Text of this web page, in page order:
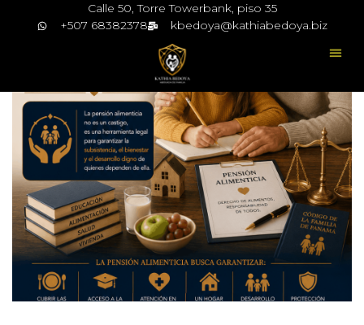
Calle 50, Torre Towerbank, piso 35
+507 68382378
kbedoya@kathiabedoya.biz